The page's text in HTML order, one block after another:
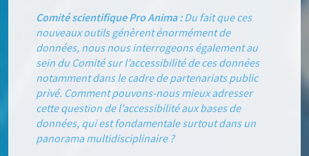
Comité scientifique Pro Anima :Du fait que ces
nouveaux outils génèrent énormément de
données, nous nous interrogeons également au
sein du Comité sur l’accessibilité de ces données
notamment dans le cadre de partenariats public
privé. Comment pouvons-nous mieux adresser
cette question de l’accessibilité aux bases de
données, qui est fondamentale surtout dans un
panorama multidisciplinaire ?